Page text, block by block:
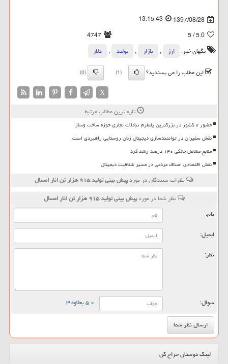
1397/08/28
13:15:43
5.0
/ 5
4747
تگهای خبر:
ارز , بازار , تولید ,
دلار
این مطلب را می پسندید؟
(1)
(0)
X
تازه ترین مطالب مرتبط
حضور ۷ کشور در بزرگترین پلتفرم تبادلات تجاری حوزه ساخت وساز
نقش سفیران در توانمندسازی دیجیتال زنان روستایی راهبردی است
منابع مشاغل خانگی ۱۴۰ درصد رشد کرد
نقش اقتصادی اصناف مردمی در مسیر شفافیت دیجیتال
نظرات بینندگان در موردپیش بینی تولید ۹۱۵ هزار تن انار امسال
نظر شما در موردپیش بینی تولید ۹۱۵ هزار تن انار امسال
نام:
ایمیل:
نظر:
سوال: = ۵ بعلاوه ۳
لینک دوستان حراج کن